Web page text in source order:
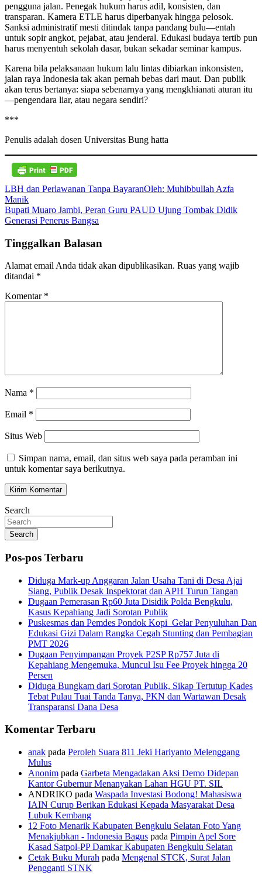
pengguna jalan. Penegak hukum harus adil, konsisten, dan
transparan. Kamera ETLE harus diperbanyak hingga pelosok.
Sanksi administratif mesti ditindak tanpa pandang bulu—entah
untuk sopir angkot, pejabat, atau jenderal. Edukasi budaya tertib pun
harus menyentuh sekolah dasar, bukan sekadar seminar kampus.
Karena bila pelaksanaan hukum lalu lintas dibiarkan inkonsisten,
jalan raya Indonesia tak akan pernah bebas dari maut. Dan publik
akan terus bertanya: siapa sebenarnya yang mengkhianati aturan itu
—pengendara liar, atau negara sendiri?
***
Penulis adalah dosen Universitas Bung hatta
Navigasi
pos
LBH dan Perlawanan Tanpa BayaranOleh: Muhibbullah Azfa
Manik
Bupati Muaro Jambi, Peran Guru PAUD Ujung Tombak Didik
Generasi Penerus Bangsa
Tinggalkan Balasan
Alamat email Anda tidak akan dipublikasikan. Ruas yang wajib
ditandai *
Komentar *
Nama *
Email *
Situs Web
Simpan nama, email, dan situs web saya pada peramban ini
untuk komentar saya berikutnya.
Search
Search
Pos-pos Terbaru
Diduga Mark-up Anggaran Jalan Usaha Tani di Desa Ajai
Siang, Publik Desak Inspektorat dan APH Turun Tangan
Dugaan Pemerasan Rp60 Juta Disidik Polda Bengkulu,
Kasus Kepahiang Jadi Sorotan Publik
Puskesmas dan Pemdes Pondok Kopi Gelar Penyuluhan Dan
Edukasi Gizi Dalam Rangka Cegah Stunting dan Pembagian
PMT 2026
Dugaan Penyimpangan Proyek P2SP Rp757 Juta di
Kepahiang Mengemuka, Muncul Isu Fee Proyek hingga 20
Persen
Diduga Bungkam dari Sorotan Publik, Sikap Tertutup Kades
Tebat Pulau Tuai Tanda Tanya, PKN dan Wartawan Desak
Transparansi Dana Desa
Komentar Terbaru
anak pada Peroleh Suara 811 Jeki Hariyanto Melenggang
Mulus
Anonim pada Garbeta Mengadakan Aksi Demo Didepan
Kantor Gubernur Menanyakan Lahan HGU PT. SIL
ANDRIKO pada Waspada Investasi Bodong! Mahasiswa
IAIN Curup Berikan Edukasi Kepada Masyarakat Desa
Lubuk Kembang
12 Foto Menarik Kabupaten Bengkulu Selatan Foto Yang
Menakjubkan - Indonesia Bagus pada Pimpin Apel Sore
Kasad Satpol-PP Damkar Kabupaten Bengkulu Selatan
Cetak Buku Murah pada Mengenal STCK, Surat Jalan
Pengganti STNK